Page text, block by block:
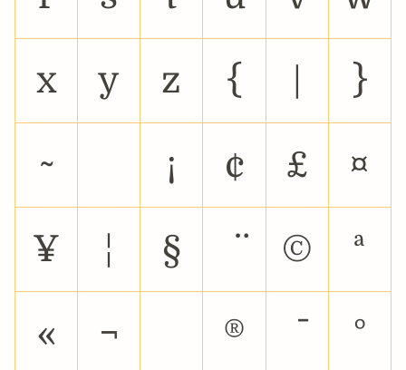
x y z { }
~ ¡ ¢ £ ¤
¥ ¦ § © ª
« ¬ ® °